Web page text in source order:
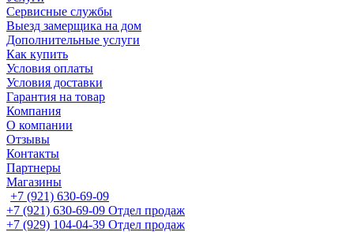
Сервисные службы
Выезд замерщика на дом
Дополнительные услуги
Как купить
Условия оплаты
Условия доставки
Гарантия на товар
Компания
О компании
Отзывы
Контакты
Партнеры
Магазины
+7 (921) 630-69-09
+7 (921) 630-69-09 Отдел продаж
+7 (929) 104-04-39 Отдел продаж